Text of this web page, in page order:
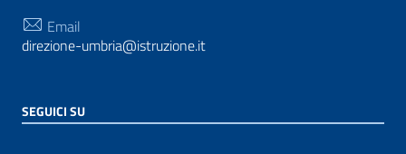
Email
direzione-umbria@istruzione.it
SEGUICI SU